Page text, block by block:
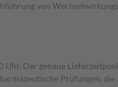
von
Der genaue
Prüfungen,